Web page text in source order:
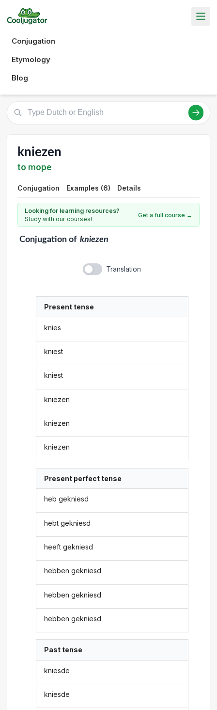
Conjugation
Etymology
Blog
kniezen
to mope
Conjugation Examples (6) Details
Looking for learning resources?
Study with our courses!
Get a full course →
Conjugationof kniezen
Translation
Present tense
knies
kniest
kniest
kniezen
kniezen
kniezen
Present perfect tense
heb gekniesd
hebt gekniesd
heeft gekniesd
hebben gekniesd
hebben gekniesd
hebben gekniesd
Past tense
kniesde
kniesde